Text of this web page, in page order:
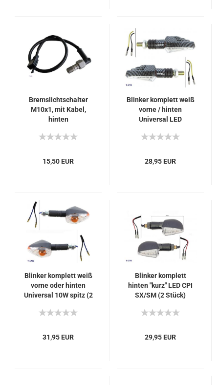
Bremslichtschalter
M10x1, mit Kabel,
hinten
15,50 EUR
Blinker komplett weiß
vorne / hinten
Universal LED
28,95 EUR
Blinker komplett weiß
vorne oder hinten
Universal 10W spitz (2
31,95 EUR
Blinker komplett
hinten "kurz" LED CPI
SX/SM (2 Stück)
29,95 EUR